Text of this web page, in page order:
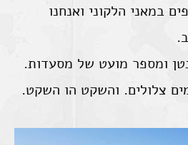
במאני הלקוני ואנחנו
ומספר מועט של מסעדות.
צלולים. והשקט הו השקט.